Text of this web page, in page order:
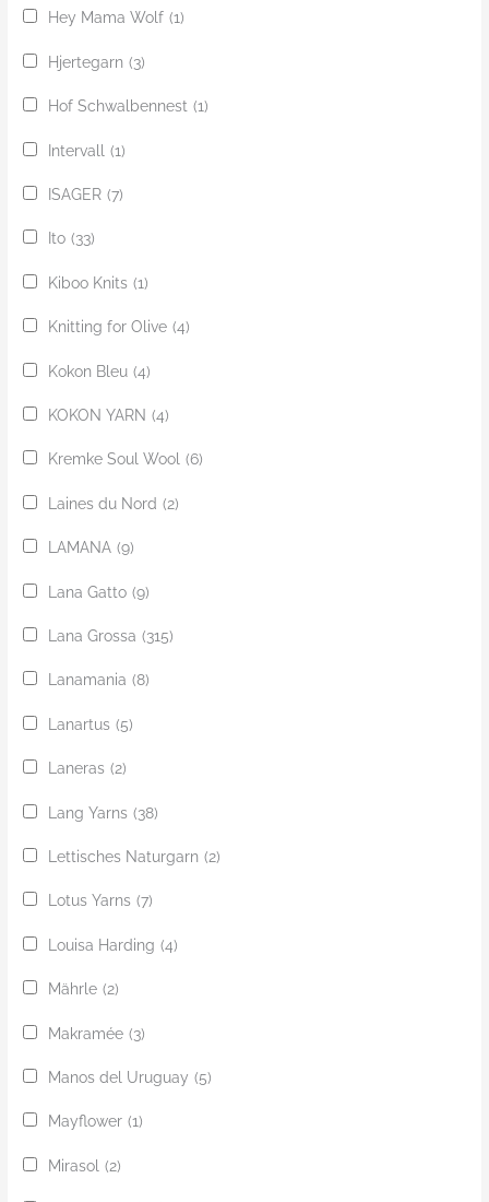
Hey Mama Wolf (1)
Hjertegarn (3)
Hof Schwalbennest (1)
Intervall (1)
ISAGER (7)
Ito (33)
Kiboo Knits (1)
Knitting for Olive (4)
Kokon Bleu (4)
KOKON YARN (4)
Kremke Soul Wool (6)
Laines du Nord (2)
LAMANA (9)
Lana Gatto (9)
Lana Grossa (315)
Lanamania (8)
Lanartus (5)
Laneras (2)
Lang Yarns (38)
Lettisches Naturgarn (2)
Lotus Yarns (7)
Louisa Harding (4)
Mährle (2)
Makramée (3)
Manos del Uruguay (5)
Mayflower (1)
Mirasol (2)